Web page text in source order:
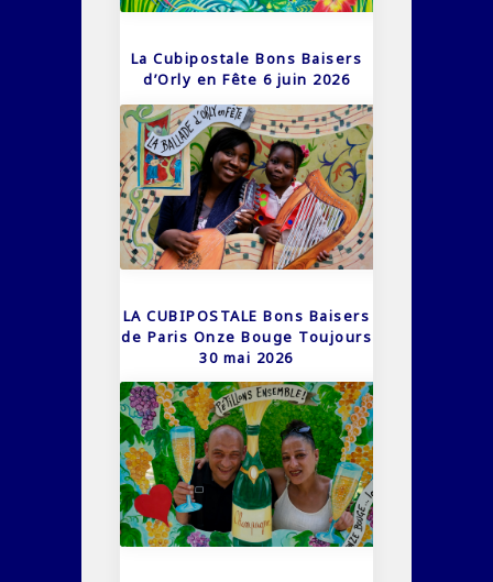
La Cubipostale Bons Baisers
d’Orly en Fête 6 juin 2026
LA CUBIPOSTALE Bons Baisers
de Paris Onze Bouge Toujours
30 mai 2026